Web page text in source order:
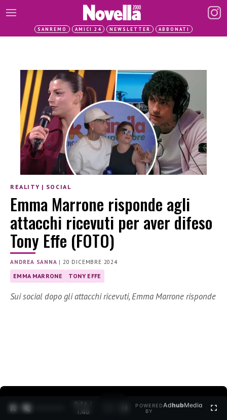
SANREMO AMICI 24 NEWSLETTER ABBONATI
REALITY | SOCIAL
Emma Marrone risponde agli
attacchi ricevuti per aver difeso
Tony Effe (FOTO)
ANDREA SANNA |20 DICEMBRE 2024
EMMA MARRONE TONY EFFE
Sui social dopo gli attacchi ricevuti, Emma Marrone risponde
0:15 /
1:40
POWERED
BY
AdhubMedia